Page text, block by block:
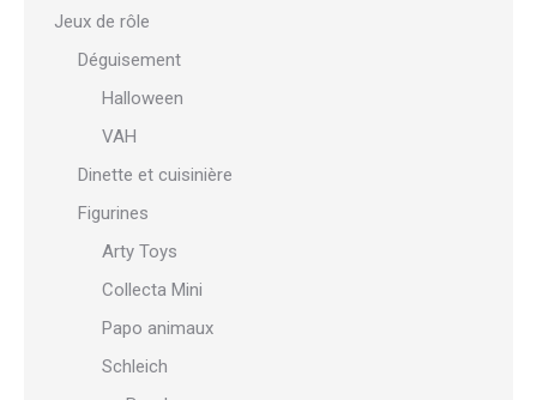
Jeux de rôle
Déguisement
Halloween
VAH
Dinette et cuisinière
Figurines
Arty Toys
Collecta Mini
Papo animaux
Schleich